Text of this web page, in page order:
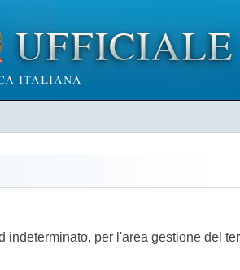
per l'area gestione del